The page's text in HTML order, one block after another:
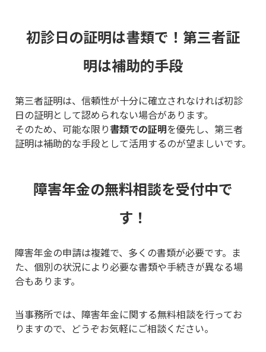
初診日の証明は書類で！第三者証
明は補助的手段
第三者証明は、信頼性が十分に確立されなければ初診
日の証明として認められない場合があります。
そのため、可能な限り書類での証明を優先し、第三者
証明は補助的な手段として活用するのが望ましいです。
障害年金の無料相談を受付中で
す！
障害年金の申請は複雑で、多くの書類が必要です。ま
た、個別の状況により必要な書類や手続きが異なる場
合もあります。
当事務所では、障害年金に関する無料相談を行ってお
りますので、どうぞお気軽にご相談ください。